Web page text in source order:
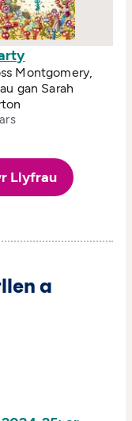
Montgomery,
gan Sarah
Llyfrau
a